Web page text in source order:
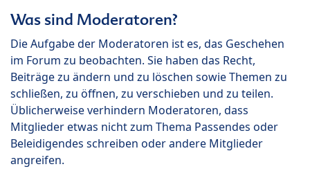
Was sind Moderatoren?
Die Aufgabe der Moderatoren ist es, das Geschehen
im Forum zu beobachten. Sie haben das Recht,
Beiträge zu ändern und zu löschen sowie Themen zu
schließen, zu öffnen, zu verschieben und zu teilen.
Üblicherweise verhindern Moderatoren, dass
Mitglieder etwas nicht zum Thema Passendes oder
Beleidigendes schreiben oder andere Mitglieder
angreifen.